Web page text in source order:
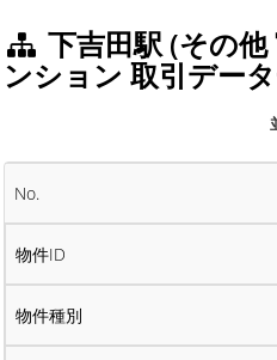
下吉田駅 (その
ンション 取引デー